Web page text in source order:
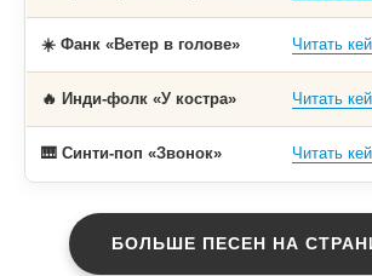
☀️ Фанк «Ветер в голове» Читать
🔥 Инди-фолк «У костра» Читать
🎹 Синти-поп «Звонок» Читать
БОЛЬШЕ ПЕСЕН НА